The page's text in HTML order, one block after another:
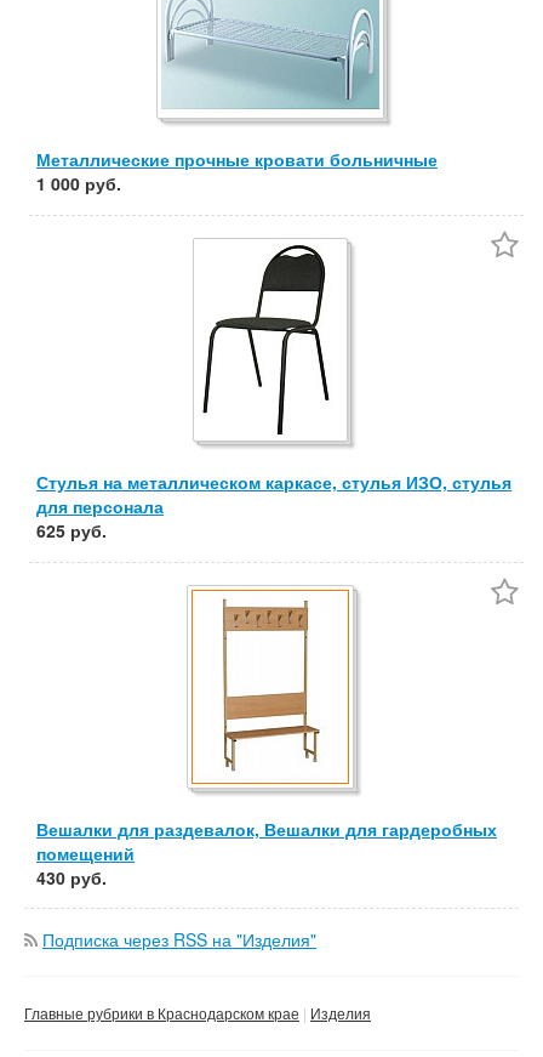
Применить Сбросить фильтр
Металлические прочные кровати больничные
1 000 руб.
Стулья на металлическом каркасе, стулья ИЗО, стулья
для персонала
625 руб.
Вешалки для раздевалок, Вешалки для гардеробных
помещений
430 руб.
Подписка через RSS на "Изделия"
Главные рубрики в Краснодарском крае Изделия